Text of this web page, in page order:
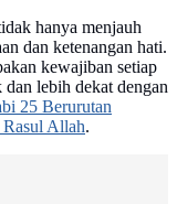
hanya menjauh
dan ketenangan hati.
kewajiban setiap
lebih dekat dengan
25 Berurutan
Allah.